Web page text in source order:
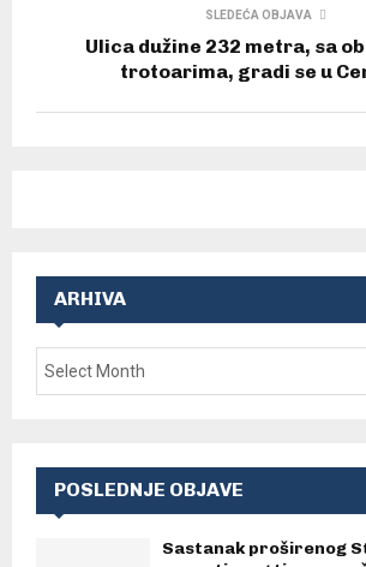
SLEDEĆA OBJAVA
Ulica dužine 232 metra, sa
trotoarima, gradi se u
ARHIVA
POSLEDNJE OBJAVE
Sastanak proširenog